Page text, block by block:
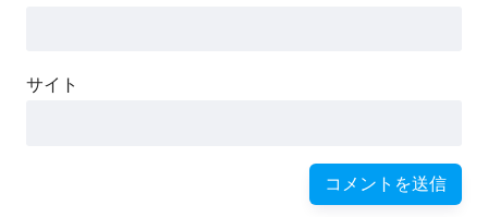
サイト